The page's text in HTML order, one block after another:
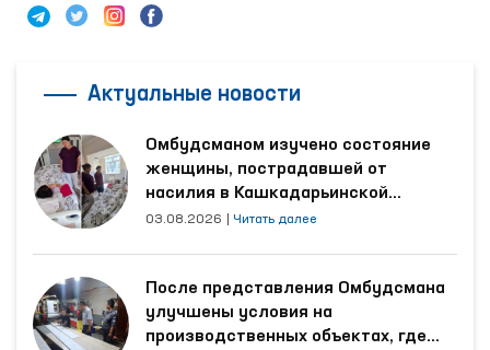
Актуальные новости
Омбудсманом изучено состояние
женщины, пострадавшей от
насилия в Кашкадарьинской
области
03.08.2026 Читать далее
После представления Омбудсмана
улучшены условия на
производственных объектах, где